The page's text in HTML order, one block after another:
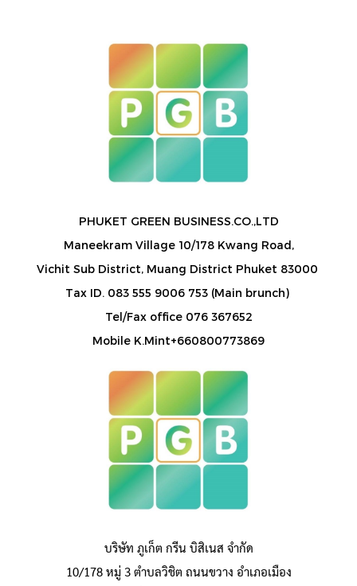
PHUKET GREEN BUSINESS.CO.,LTD
Maneekram Village 10/178 Kwang Road,
Vichit Sub District, Muang District Phuket 83000
Tax ID. 083 555 9006 753 (Main brunch)
Tel/Fax office 076 367652
Mobile K.Mint+660800773869
บริษัท ภูเก็ต กรีน บิสิเนส จำกัด
10/178 หมู่ 3 ตำบลวิชิต ถนนขวาง อำเภอเมือง